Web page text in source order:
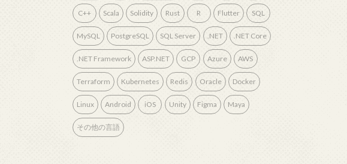
C++ Scala Solidity Rust R Flutter SQL
MySQL PostgreSQL SQL Server .NET .NET Core
.NET Framework ASP.NET GCP Azure AWS
Terraform Kubernetes Redis Oracle Docker
Linux Android iOS Unity Figma Maya
その他の言語